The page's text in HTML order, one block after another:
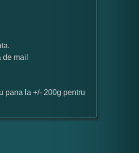
mail
pana la +/- 200g pentru